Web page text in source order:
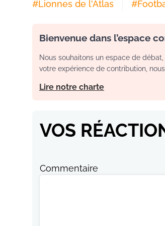
#Lionnes de l'Atlas #
Bienvenue dans l’espace
Nous souhaitons un espace de
votre expérience de contribution,
Lire notre charte
VOS
Commentaire